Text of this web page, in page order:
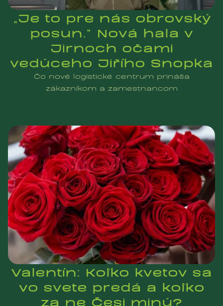
„Je to pre nás obrovský
posun.“ Nová hala v
Jirnoch očami
vedúceho Jiřího Snopka
Čo nové logistické centrum prináša
zákazníkom a zamestnancom
Valentín: Koľko kvetov sa
vo svete predá a koľko
za ne Česi minú?